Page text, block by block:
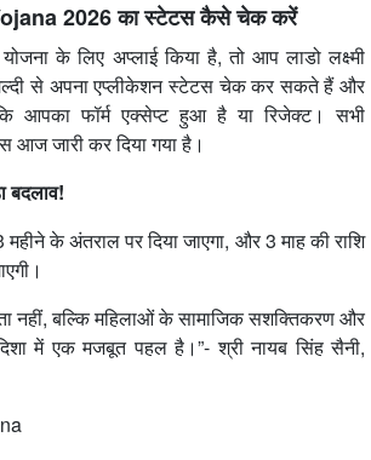
2026 का स्टेटस कैसे चेक करें
के लिए अप्लाई किया है, तो आप लाडो लक्ष्मी
जल्दी से अपना एप्लीकेशन स्टेटस चेक कर सकते हैं और
आपका फॉर्म एक्सेप्ट हुआ है या रिजेक्ट। सभी
आज जारी कर दिया गया है।
बदलाव!
के अंतराल पर दिया जाएगा, और 3 माह की राशि
नहीं, बल्कि महिलाओं के सामाजिक सशक्तिकरण और
में एक मजबूत पहल है।”- श्री नायब सिंह सैनी,